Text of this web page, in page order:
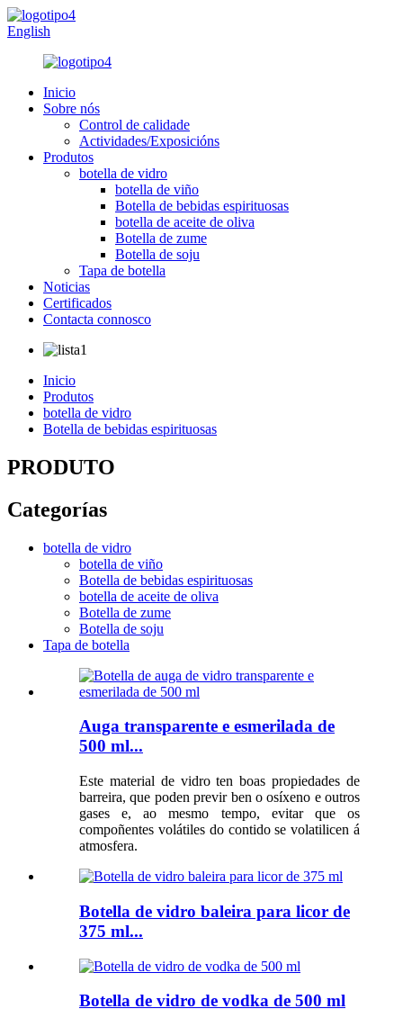
English
Inicio
Sobre nós
Control de calidade
Actividades/Exposicións
Produtos
botella de vidro
botella de viño
Botella de bebidas espirituosas
botella de aceite de oliva
Botella de zume
Botella de soju
Tapa de botella
Noticias
Certificados
Contacta connosco
Inicio
Produtos
botella de vidro
Botella de bebidas espirituosas
PRODUTO
Categorías
botella de vidro
botella de viño
Botella de bebidas espirituosas
botella de aceite de oliva
Botella de zume
Botella de soju
Tapa de botella
Auga transparente e esmerilada de
500 ml...
Este material de vidro ten boas propiedades de
barreira, que poden previr ben o osíxeno e outros
gases e, ao mesmo tempo, evitar que os
compoñentes volátiles do contido se volatilicen á
atmosfera.
Botella de vidro baleira para licor de
375 ml...
Botella de vidro de vodka de 500 ml